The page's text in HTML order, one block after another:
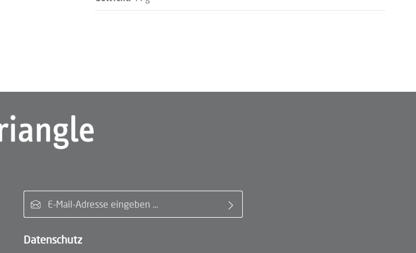
Datenschutz